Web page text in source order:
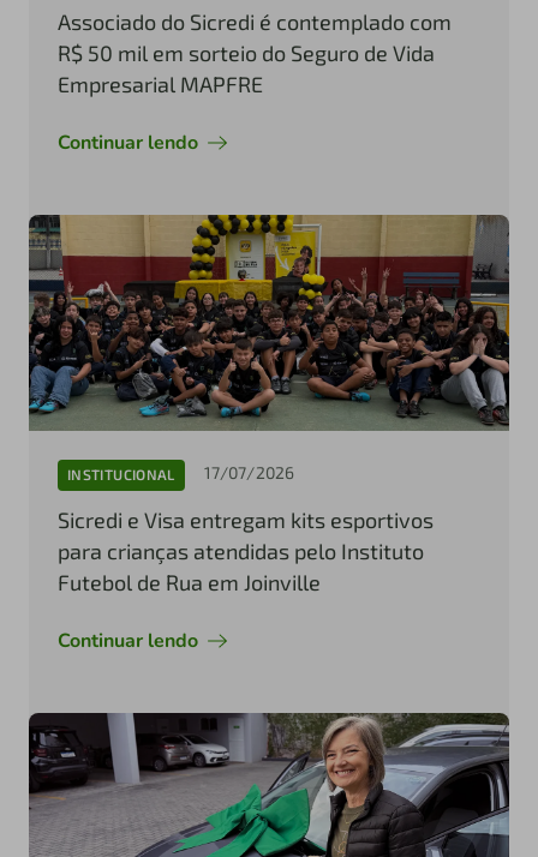
Associado do Sicredi é contemplado com
R$ 50 mil em sorteio do Seguro de Vida
Empresarial MAPFRE
Continuar lendo
INSTITUCIONAL 17/07/2026
Sicredi e Visa entregam kits esportivos
para crianças atendidas pelo Instituto
Futebol de Rua em Joinville
Continuar lendo